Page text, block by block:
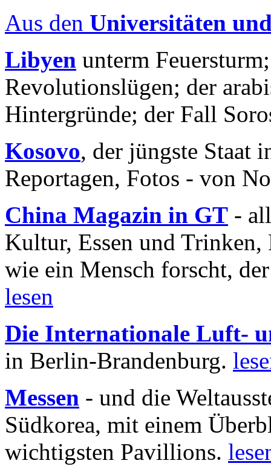
Aus den Universitäten
Libyen unterm
Revolutionslügen; der
Hintergründe; der Fall
Kosovo, der jüngste Staat
Reportagen, Fotos - von
China Magazin in GT -
Kultur, Essen und
wie ein Mensch forscht,
lesen
Die Internationale Luft-
in Berlin-Brandenburg.
Messen - und die
Südkorea, mit einem
wichtigsten Pavillions.